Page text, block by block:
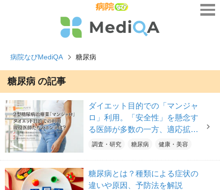
病院なびMediQA 糖尿病
糖尿病 の記事
ダイエット目的での「マンジャ
ロ」利用。「安全性」を懸念す
る医師が多数の一方、適応拡大
や適切な処方を求める声も
調査・研究 糖尿病 健康・美容
糖尿病とは？種類による症状の
違いや原因、予防法を解説